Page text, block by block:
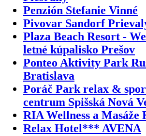
Penzión Stefanie Vinné
Pivovar Sandorf
Plaza Beach Resort -
letné kúpalisko Prešov
Ponteo Aktivity Park
Bratislava
Poráč Park relax &
centrum Spišská Nová
RIA Wellness a Masáže
Relax Hotel*** AVENA